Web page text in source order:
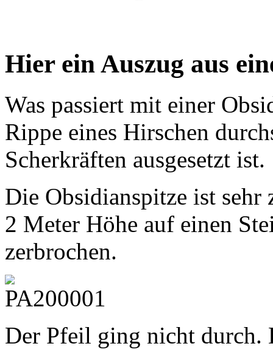
Hier ein Auszug aus
Was passiert mit einer
Rippe eines Hirschen
Scherkräften ausgesetzt ist.
Die Obsidianspitze ist sehr
2 Meter Höhe auf einen
zerbrochen.
Der Pfeil ging nicht durch.